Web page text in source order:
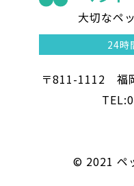
ッ
ト
大切なペ
24時
〒811-1112 福
©︎ 2021 ペ